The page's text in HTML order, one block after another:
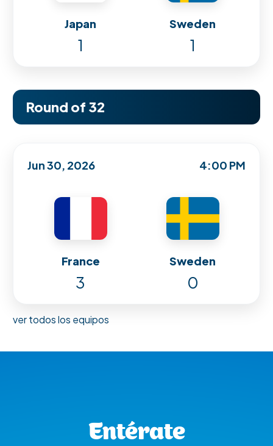
Japan Sweden
1 1
Round of 32
Jun 30, 2026 4:00 PM
France Sweden
3 0
ver todos los equipos
Entérate